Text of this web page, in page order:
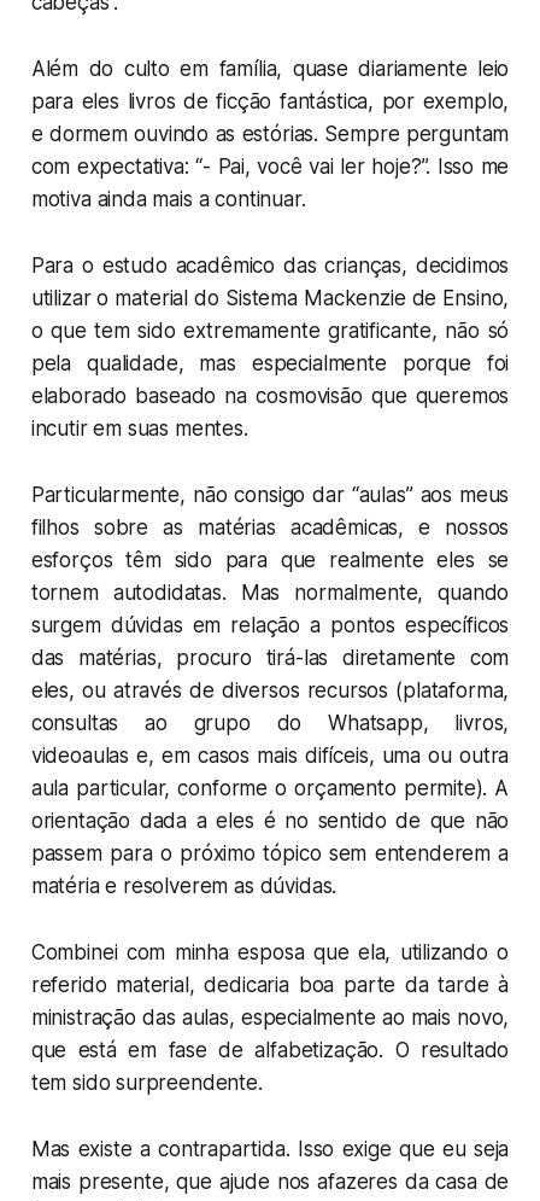
Além do culto em família, quase diariamente leio
para eles livros de ficção fantástica, por exemplo,
e dormem ouvindo as estórias. Sempre perguntam
com expectativa: “- Pai, você vai ler hoje?”. Isso me
motiva ainda mais a continuar.
Para o estudo acadêmico das crianças, decidimos
utilizar o material do Sistema Mackenzie de Ensino,
o que tem sido extremamente gratificante, não só
pela qualidade, mas especialmente porque foi
elaborado baseado na cosmovisão que queremos
incutir em suas mentes.
Particularmente, não consigo dar “aulas” aos meus
filhos sobre as matérias acadêmicas, e nossos
esforços têm sido para que realmente eles se
tornem autodidatas. Mas normalmente, quando
surgem dúvidas em relação a pontos específicos
das matérias, procuro tirá-las diretamente com
eles, ou através de diversos recursos (plataforma,
consultas ao grupo do Whatsapp, livros,
videoaulas e, em casos mais difíceis, uma ou outra
aula particular, conforme o orçamento permite). A
orientação dada a eles é no sentido de que não
passem para o próximo tópico sem entenderem a
matéria e resolverem as dúvidas.
Combinei com minha esposa que ela, utilizando o
referido material, dedicaria boa parte da tarde à
ministração das aulas, especialmente ao mais novo,
que está em fase de alfabetização. O resultado
tem sido surpreendente.
Mas existe a contrapartida. Isso exige que eu seja
mais presente, que ajude nos afazeres da casa de